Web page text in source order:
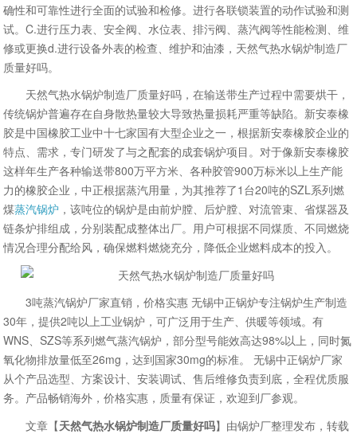
确性和可靠性进行全面的试验和检修。进行各联锁装置的动作试验和测
试。C.进行压力表、安全阀、水位表、排污阀、蒸汽阀等性能检测、维
修或更换d.进行设备外表的检查、维护和油漆，天然气热水锅炉制造厂
质量好吗。
天然气热水锅炉制造厂质量好吗，在输送带生产过程中需要烘干，
传统锅炉普遍存在自身散热量较大导致热量损耗严重等缺陷。新安泰橡
胶是中国橡胶工业中十七家国有大型企业之一，根据新安泰橡胶企业的
特点、需求，专门研发了与之配套的成套锅炉项目。对于像新安泰橡胶
这样年生产各种输送带800万平方米、各种胶管900万标米以上生产能
力的橡胶企业，中正根据蒸汽用量，为其推荐了1台20吨的SZL系列燃
煤蒸汽锅炉 ，该吨位的锅炉是由前炉膛、后炉膛、对流管束、省煤器及
链条炉排组成，分别装配成整体出厂。用户可根据不同煤质、不同燃烧
情况合理分配给风，确保燃料燃烧充分，降低企业燃料成本的投入。
3吨蒸汽锅炉厂家直销，价格实惠 无锡中正锅炉专注锅炉生产制造
30年，提供2吨以上工业锅炉，可广泛用于生产、供暖等领域。有
WNS、SZS等系列燃气蒸汽锅炉，部分型号能效高达98%以上，同时氮
氧化物排放量低至26mg，达到国家30mg的标准。 无锡中正锅炉厂家
从个产品选型、方案设计、安装调试、售后维修负责到底，全程优质服
务。产品畅销海外，价格实惠，质量有保证，欢迎到厂参观。
文章【天然气热水锅炉制造厂质量好吗】由锅炉厂整理发布，转载